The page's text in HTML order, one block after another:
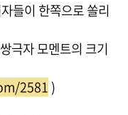
들이 한쪽으로 쏠리
극자 모멘트의 크기
2581 )